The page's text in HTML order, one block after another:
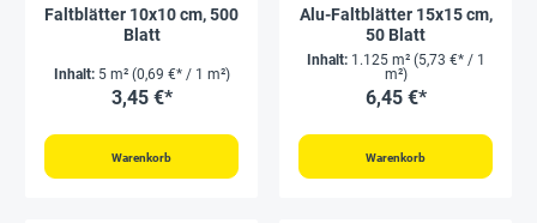
Faltblätter 10x10 cm, 500
Blatt
Inhalt: 5 m² (0,69 €* / 1 m²)
3,45 €*
Warenkorb
Alu-Faltblätter 15x15 cm,
50 Blatt
Inhalt: 1.125 m² (5,73 €* / 1
m²)
6,45 €*
Warenkorb